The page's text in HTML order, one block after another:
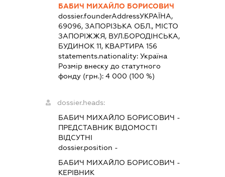
БАБИЧ МИХАЙЛО БОРИСОВИЧ
dossier.founderAddressУКРАЇНА,
69096, ЗАПОРІЗЬКА ОБЛ., МІСТО
ЗАПОРІЖЖЯ, ВУЛ.БОРОДІНСЬКА,
БУДИНОК 11, КВАРТИРА 156
statements.nationality: Україна
Розмір внеску до статутного
фонду (грн.): 4 000 (100 %)
dossier.heads:
БАБИЧ МИХАЙЛО БОРИСОВИЧ -
ПРЕДСТАВНИК ВІДОМОСТІ
ВІДСУТНІ
dossier.position -
БАБИЧ МИХАЙЛО БОРИСОВИЧ -
КЕРІВНИК